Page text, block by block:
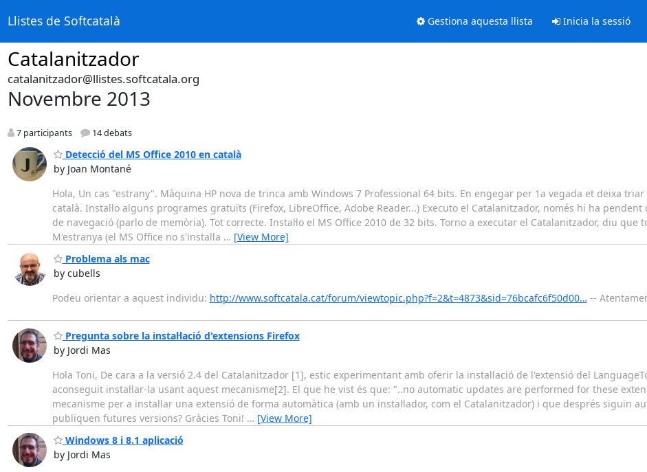
Llistes de Softcatalà Gestiona aquesta llista Inicia la sessió
Catalanitzador
catalanitzador@llistes.softcatala.org
Novembre 2013
7 participants 14 debats
Detecció del MS Office 2010 en català
by Joan Montané
Hola, Un cas "estrany". Màquina HP nova de trinca amb Windows 7 Professional 64 bits. En engegar per 1a vegada et deixa
català. Instal·lo alguns programes gratuïts (Firefox, LibreOffice, Adobe Reader...) Executo el Catalanitzador, només hi ha
de navegació (parlo de memòria). Tot correcte. Instal·lo el MS Office 2010 de 32 bits. Torno a executar el Catalanitzador, diu que
M'estranya (el MS Office no s'instal·la … [View More]
Problema als mac
by cubells
Podeu orientar a aquest individu: http://www.softcatala.cat/forum/viewtopic.php?f=2&t=4873&sid=76bcafc6f50d00… --
Pregunta sobre la instal·lació d'extensions Firefox
by Jordi Mas
Hola Toni, De cara a la versió 2.4 del Catalanitzador [1], estic experimentant amb oferir la instal·lació de l'extensió del
aconseguit instal·lar-la usant aquest mecanisme[2]. El que he vist és que: "..no automatic updates are performed for these
mecanisme per a instal·lar una extensió de forma automàtica (amb un instal·lador, com el Catalanitzador) i que després siguin
publiquen futures versions? Gràcies Toni! … [View More]
Windows 8 i 8.1 aplicació
by Jordi Mas